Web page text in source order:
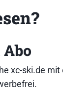
ÖSV-LF
lagern.
die
bleiben.
xc-ski.de